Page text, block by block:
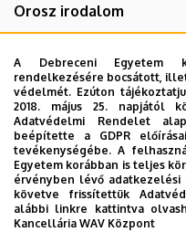
Orosz irodalom
egy választott mű
Az orosz
képviselői
A mai orosz
választott író
A Debreceni Egyetem
rendelkezésére bocsátott,
védelmét. Ezúton
2018. május 25. napjától
Adatvédelmi Rendelet
beépítette a GDPR
tevékenységébe. A
Egyetem korábban is teljes
érvényben lévő adatkezelési
követve frissítettük
alábbi linkre kattintva
Kancellária WAV Központ